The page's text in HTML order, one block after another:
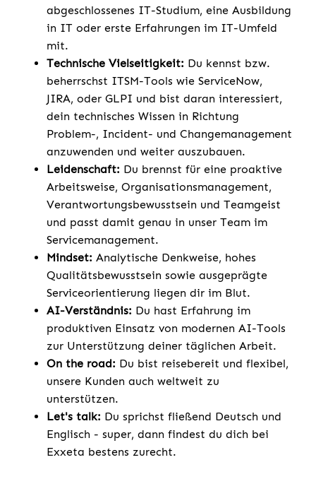
abgeschlossenes IT-Studium, eine Ausbildung
in IT oder erste Erfahrungen im IT-Umfeld
mit.
Technische Vielseitigkeit: Du kennst bzw.
beherrschst ITSM-Tools wie ServiceNow,
JIRA, oder GLPI und bist daran interessiert,
dein technisches Wissen in Richtung
Problem-, Incident- und Changemanagement
anzuwenden und weiter auszubauen.
Leidenschaft: Du brennst für eine proaktive
Arbeitsweise, Organisationsmanagement,
Verantwortungsbewusstsein und Teamgeist
und passt damit genau in unser Team im
Servicemanagement.
Mindset: Analytische Denkweise, hohes
Qualitätsbewusstsein sowie ausgeprägte
Serviceorientierung liegen dir im Blut.
AI-Verständnis: Du hast Erfahrung im
produktiven Einsatz von modernen AI-Tools
zur Unterstützung deiner täglichen Arbeit.
On the road: Du bist reisebereit und flexibel,
unsere Kunden auch weltweit zu
unterstützen.
Let's talk: Du sprichst fließend Deutsch und
Englisch - super, dann findest du dich bei
Exxeta bestens zurecht.